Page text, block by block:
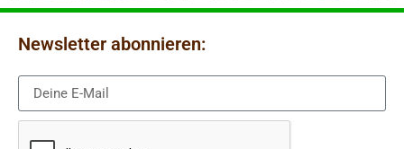
Newsletter abonnieren: